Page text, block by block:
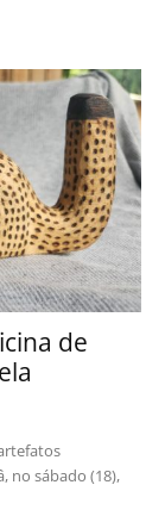
de
no sábado (18),